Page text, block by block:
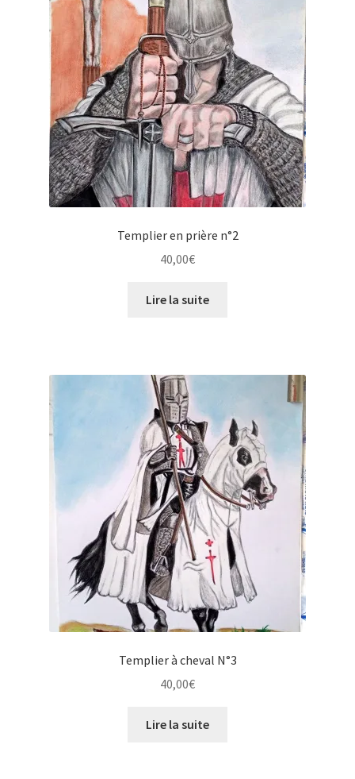
Templier en prière n°2
40,00€
Lire la suite
Templier à cheval N°3
40,00€
Lire la suite